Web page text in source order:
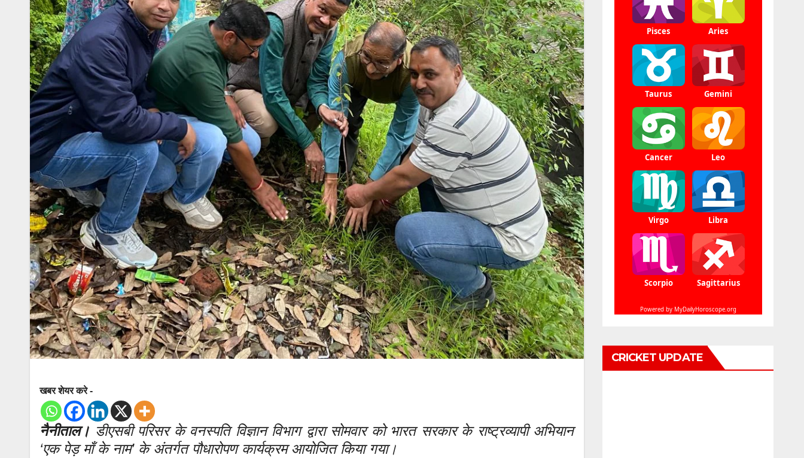
खबर शेयर करे -
नैनीताल। डीएसबी परिसर के वनस्पति विज्ञान विभाग द्वारा सोमवार को भारत सरकार के राष्ट्रव्यापी अभियान
‘एक पेड़ माँ के नाम’ के अंतर्गत पौधारोपण कार्यक्रम आयोजित किया गया।
CRICKET UPDATE